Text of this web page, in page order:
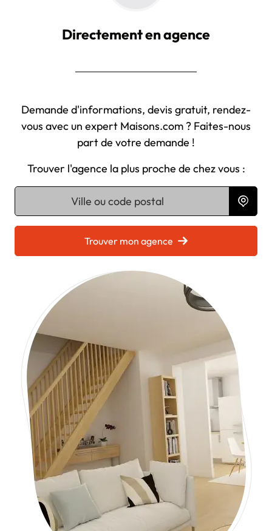
Directement en agence
Demande d'informations, devis gratuit, rendez-
vous avec un expert Maisons.com ? Faites-nous
part de votre demande !
Trouver l'agence la plus proche de chez vous :
Chargement...
Trouver mon agence